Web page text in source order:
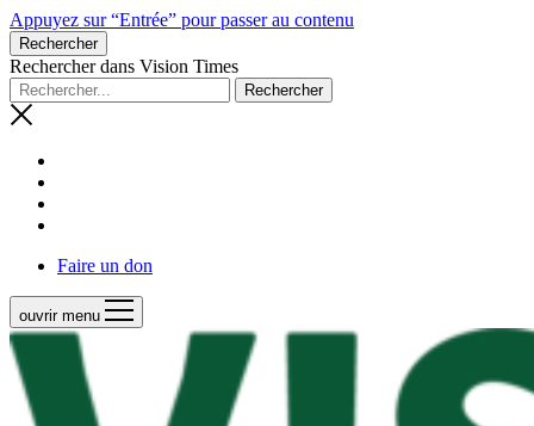
Appuyez sur “Entrée” pour passer au contenu
Rechercher
Rechercher dans Vision Times
Faire un don
ouvrir menu